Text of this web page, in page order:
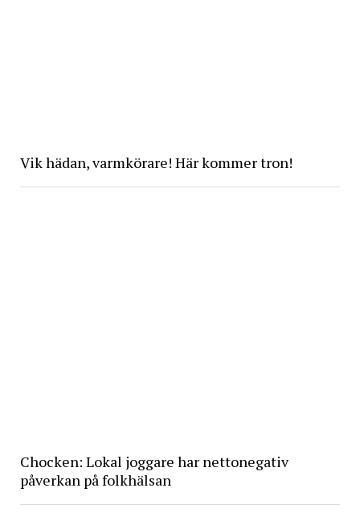
Vik hädan, varmkörare! Här kommer tron!
Chocken: Lokal joggare har nettonegativ
påverkan på folkhälsan